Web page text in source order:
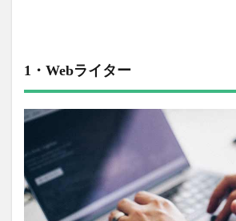
1・Webライター